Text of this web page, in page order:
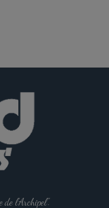
de l'Archipel".